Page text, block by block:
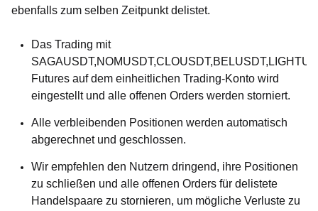
ebenfalls zum selben Zeitpunkt delistet.
Das Trading mit
Futures auf dem einheitlichen Trading-Konto wird
eingestellt und alle offenen Orders werden storniert.
Alle verbleibenden Positionen werden automatisch
abgerechnet und geschlossen.
Wir empfehlen den Nutzern dringend, ihre Positionen
zu schließen und alle offenen Orders für delistete
Handelspaare zu stornieren, um mögliche Verluste zu